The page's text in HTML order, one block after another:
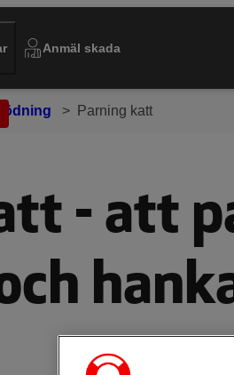
Anmäl skada
Parning katt
- att